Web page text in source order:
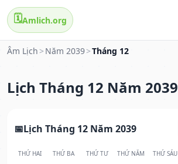
🗓️Amlich.org
Âm Lịch > Năm 2039>Tháng 12
Lịch Tháng 12 Năm 2039
Lịch Tháng 12 Năm 2039
THỨ HAI THỨ BA THỨ TƯ THỨ NĂM THỨ SÁU